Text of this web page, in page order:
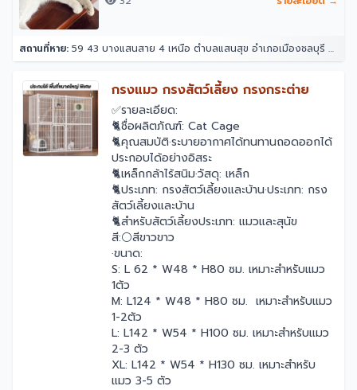
สถานที่หาย: 59 43 บางแสนสาย 4 เหนือ ตำบลแสนสุข อำเภอเมืองชลบุรี ชลบุรี 20130
￼กรงแมว กรงสัตว์เลี้ยง กรงกระต่าย
✅รายละเอียด:
🐈ชื่อผลิตภัณฑ์: Cat Cage
🐈คุณสมบัติ·ระบายอากาศได้ทนทานถอดออกได้
ประกอบได้อย่างอิสระ
🐈เหล็กกล้าไร้สนิม·วัสดุ: เหล็ก
🐈ประเภท: กรงสัตว์เลี้ยงและบ้าน·ประเภท: กรง
สัตว์เลี้ยงและบ้าน
🐈สำหรับสัตว์เลี้ยงประเภท: แมวและสุนัข
สี:⚪สีขาวขาว
·ขนาด:
S: L 62 * W48 * H80 ซม. เหมาะสำหรับแมว
1ตัว
M: L124 * W48 * H80 ซม. เหมาะสำหรับแมว
1-2ตัว
L: L142 * W54 * H100 ซม. เหมาะสำหรับแมว
2-3 ตัว
XL: L142 * W54 * H130 ซม. เหมาะสำหรับ
แมว 3-5 ตัว